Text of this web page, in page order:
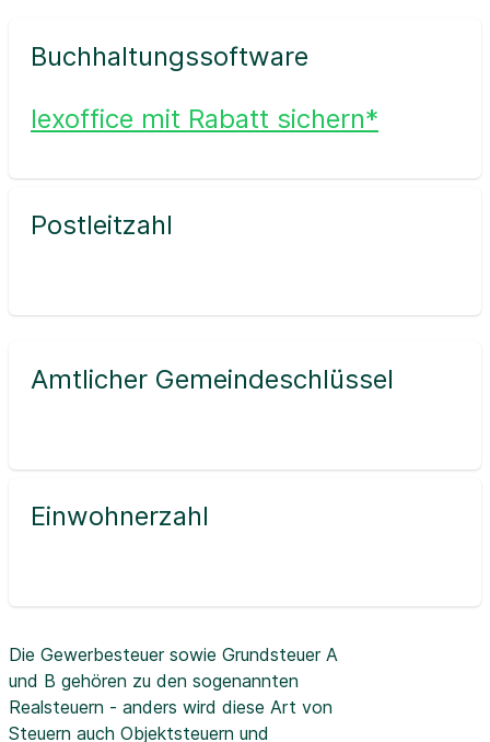
Buchhaltungssoftware
lexoffice mit Rabatt sichern*
Postleitzahl
Amtlicher Gemeindeschlüssel
Einwohnerzahl
Die Gewerbesteuer sowie Grundsteuer A
und B gehören zu den sogenannten
Realsteuern - anders wird diese Art von
Steuern auch Objektsteuern und